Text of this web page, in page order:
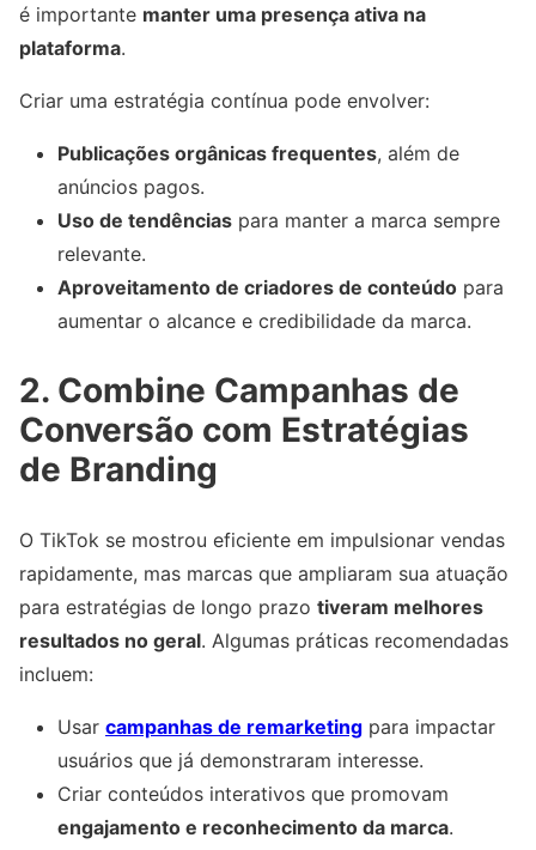
é importante manter uma presença ativa na
plataforma.
Criar uma estratégia contínua pode envolver:
Publicações orgânicas frequentes, além de
anúncios pagos.
Uso de tendências para manter a marca sempre
relevante.
Aproveitamento de criadores de conteúdo para
aumentar o alcance e credibilidade da marca.
2. Combine Campanhas de
Conversão com Estratégias
de Branding
O TikTok se mostrou eficiente em impulsionar vendas
rapidamente, mas marcas que ampliaram sua atuação
para estratégias de longo prazo tiveram melhores
resultados no geral. Algumas práticas recomendadas
incluem:
Usar campanhas de remarketing para impactar
usuários que já demonstraram interesse.
Criar conteúdos interativos que promovam
engajamento e reconhecimento da marca.